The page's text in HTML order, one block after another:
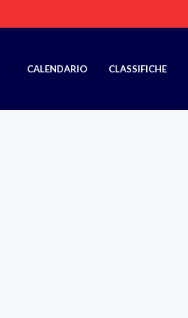
CALENDARIO CLASSIFICHE